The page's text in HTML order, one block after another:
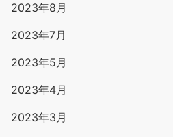
2023年8月
2023年7月
2023年5月
2023年4月
2023年3月